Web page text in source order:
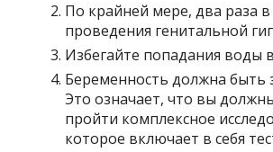
По крайней мере, два раза
проведения генитальной
Избегайте попадания воды
Беременность должна быть
Это означает, что вы
пройти комплексное
которое включает в себя